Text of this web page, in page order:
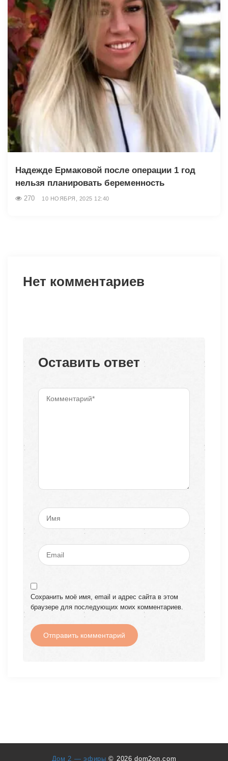
Надежде Ермаковой после операции 1 год
нельзя планировать беременность
270 10 НОЯБРЯ, 2025 12:40
Нет комментариев
Оставить ответ
Сохранить моё имя, email и адрес сайта в этом
браузере для последующих моих комментариев.
Дом 2 — эфиры© 2026 dom2on.com